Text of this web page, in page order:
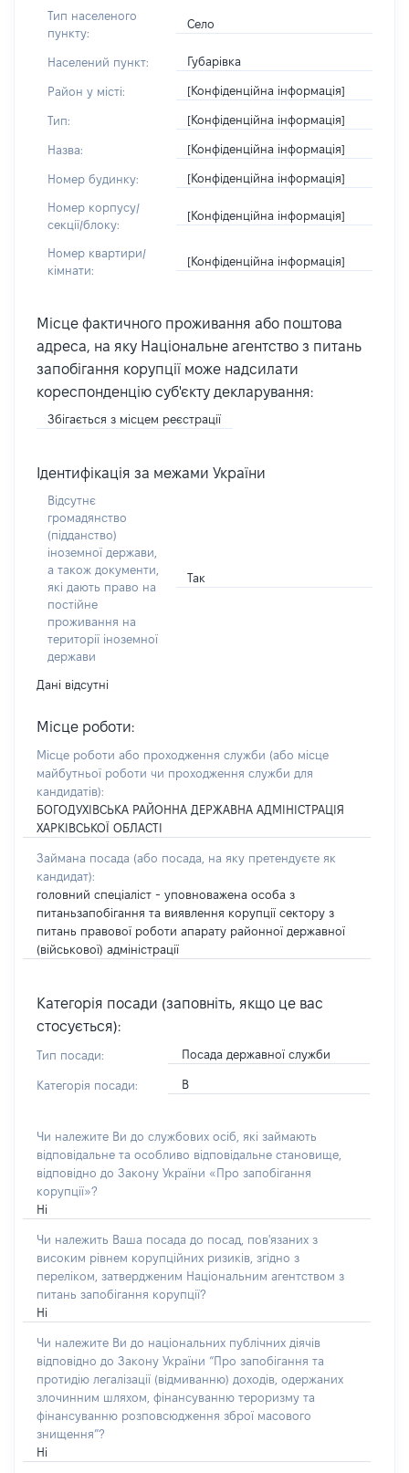
Тип населеного
пункту:
Село
Населений пункт: Губарівка
Район у місті: [Конфіденційна інформація]
Тип: [Конфіденційна інформація]
Назва: [Конфіденційна інформація]
Номер будинку: [Конфіденційна інформація]
Номер корпусу/
секції/блоку:
[Конфіденційна інформація]
Номер квартири/
кімнати:
[Конфіденційна інформація]
Місце фактичного проживання або поштова
адреса, на яку Національне агентство з питань
запобігання корупції може надсилати
кореспонденцію суб'єкту декларування:
Збігається з місцем реєстрації
Ідентифікація за межами України
Відсутнє
громадянство
(підданство)
іноземної держави,
а також документи,
які дають право на
постійне
проживання на
території іноземної
держави
Так
Дані відсутні
Місце роботи:
Місце роботи або проходження служби (або місце
майбутньої роботи чи проходження служби для
кандидатів):
БОГОДУХІВСЬКА РАЙОННА ДЕРЖАВНА АДМІНІСТРАЦІЯ
ХАРКІВСЬКОЇ ОБЛАСТІ
Займана посада (або посада, на яку претендуєте як
кандидат):
головний спеціаліст - уповноважена особа з
питаньзапобігання та виявлення корупції сектору з
питань правової роботи апарату районної державної
(військової) адміністрації
Категорія посади (заповніть, якщо це вас
стосується):
Тип посади: Посада державної служби
Категорія посади: В
Чи належите Ви до службових осіб, які займають
відповідальне та особливо відповідальне становище,
відповідно до Закону України «Про запобігання
корупції»?
Ні
Чи належить Ваша посада до посад, пов'язаних з
високим рівнем корупційних ризиків, згідно з
переліком, затвердженим Національним агентством з
питань запобігання корупції?
Ні
Чи належите Ви до національних публічних діячів
відповідно до Закону України “Про запобігання та
протидію легалізації (відмиванню) доходів, одержаних
злочинним шляхом, фінансуванню тероризму та
фінансуванню розповсюдження зброї масового
знищення”?
Ні